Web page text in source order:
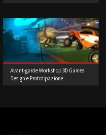
Avant-garde Workshop 3D Games
Design e Prototipazione